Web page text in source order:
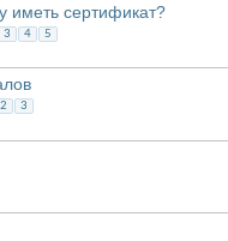
иметь сертификат?
3 4 5
2 3